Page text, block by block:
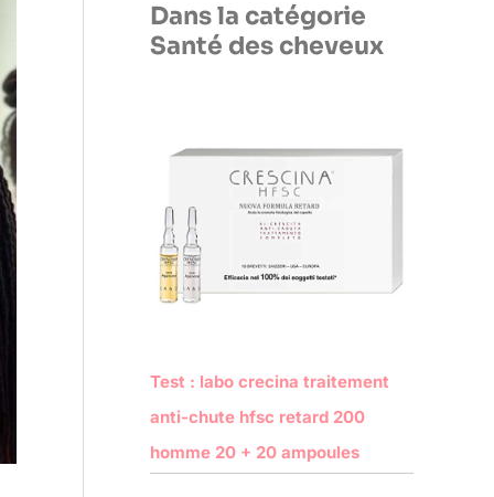
Dans la catégorie
Santé des cheveux
Test : labo crecina traitement
anti-chute hfsc retard 200
homme 20 + 20 ampoules